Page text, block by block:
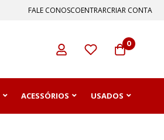
FALE CONOSCOENTRARCRIAR CONTA
0
ACESSÓRIOS USADOS